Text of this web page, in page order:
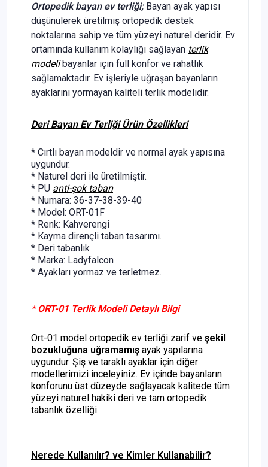
Ortopedik bayan ev terliği; Bayan ayak yapısı
düşünülerek üretilmiş ortopedik destek
noktalarına sahip ve tüm yüzeyi naturel deridir. Ev
ortamında kullanım kolaylığı sağlayan terlik
modelibayanlar için full konfor ve rahatlık
sağlamaktadır. Ev işleriyle uğraşan bayanların
ayaklarını yormayan kaliteli terlik modelidir.
Deri Bayan Ev Terliği Ürün Özellikleri
* Cırtlı bayan modeldir ve normal ayak yapısına
uygundur.
* Naturel deri ile üretilmiştir.
* PU anti-şok taban
* Numara: 36-37-38-39-40
* Model: ORT-01F
* Renk: Kahverengi
* Kayma dirençli taban tasarımı.
* Deri tabanlık
* Marka: Ladyfalcon
* Ayakları yormaz ve terletmez.
* ORT-01 Terlik Modeli Detaylı Bilgi
Ort-01 model ortopedik ev terliği zarif ve şekil
bozukluğuna uğramamış ayak yapılarına
uygundur. Şiş ve taraklı ayaklar için diğer
modellerimizi inceleyiniz. Ev içinde bayanların
konforunu üst düzeyde sağlayacak kalitede tüm
yüzeyi naturel hakiki deri ve tam ortopedik
tabanlık özelliği.
Nerede Kullanılır? ve Kimler Kullanabilir?